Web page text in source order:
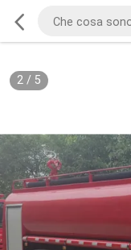
2/ 5